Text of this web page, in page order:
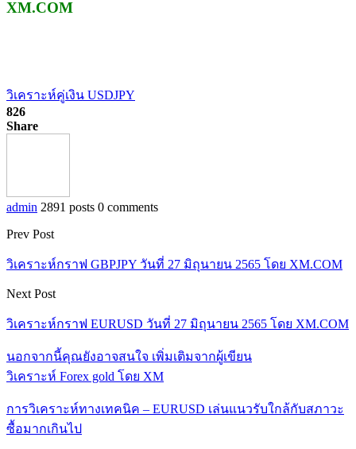
XM.COM
วิเคราะห์คู่เงิน USDJPY
826
Share
admin 2891 posts 0 comments
Prev Post
วิเคราะห์กราฟ GBPJPY วันที่ 27 มิถุนายน 2565 โดย XM.COM
Next Post
วิเคราะห์กราฟ EURUSD วันที่ 27 มิถุนายน 2565 โดย XM.COM
นอกจากนี้คุณยังอาจสนใจ เพิ่มเติมจากผู้เขียน
วิเคราะห์ Forex gold โดย XM
การวิเคราะห์ทางเทคนิค – EURUSD เล่นแนวรับใกล้กับสภาวะ
ซื้อมากเกินไป